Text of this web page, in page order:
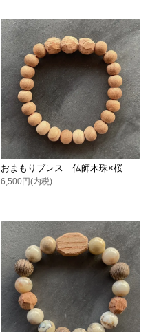
おまもりブレス 仏師木珠×桜
6,500円(内税)